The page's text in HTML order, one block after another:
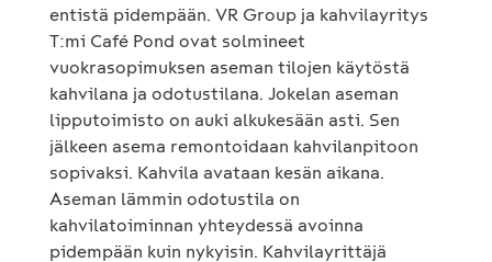
entistä pidempään. VR Group ja kahvilayritys
T:mi Café Pond ovat solmineet
vuokrasopimuksen aseman tilojen käytöstä
kahvilana ja odotustilana. Jokelan aseman
lipputoimisto on auki alkukesään asti. Sen
jälkeen asema remontoidaan kahvilanpitoon
sopivaksi. Kahvila avataan kesän aikana.
Aseman lämmin odotustila on
kahvilatoiminnan yhteydessä avoinna
pidempään kuin nykyisin. Kahvilayrittäjä